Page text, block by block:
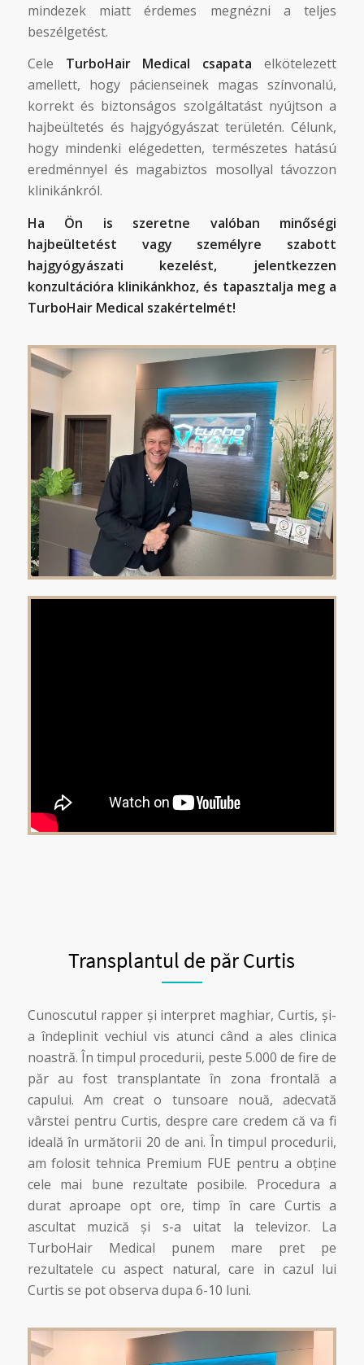
mindezek miatt érdemes megnézni a teljes
beszélgetést.
Cele TurboHair Medical csapata elkötelezett
amellett, hogy pácienseinek magas színvonalú,
korrekt és biztonságos szolgáltatást nyújtson a
hajbeültetés és hajgyógyászat területén. Célunk,
hogy mindenki elégedetten, természetes hatású
eredménnyel és magabiztos mosollyal távozzon
klinikánkról.
Ha Ön is szeretne valóban minőségi
hajbeültetést vagy személyre szabott
hajgyógyászati kezelést, jelentkezzen
konzultációra klinikánkhoz, és tapasztalja meg a
TurboHair Medical szakértelmét!
Transplantul de păr Curtis
Cunoscutul rapper și interpret maghiar, Curtis, și-
a îndeplinit vechiul vis atunci când a ales clinica
noastră. În timpul procedurii, peste 5.000 de fire de
păr au fost transplantate în zona frontală a
capului. Am creat o tunsoare nouă, adecvată
vârstei pentru Curtis, despre care credem că va fi
ideală în următorii 20 de ani. În timpul procedurii,
am folosit tehnica Premium FUE pentru a obține
cele mai bune rezultate posibile. Procedura a
durat aproape opt ore, timp în care Curtis a
ascultat muzică și s-a uitat la televizor. La
TurboHair Medical punem mare pret pe
rezultatele cu aspect natural, care in cazul lui
Curtis se pot observa dupa 6-10 luni.